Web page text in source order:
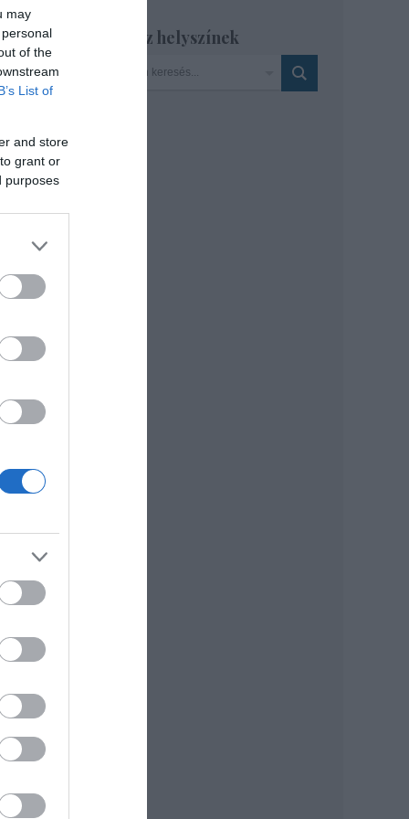
may
of the
List of
and store
grant or
purposes
Szinház helyszínek